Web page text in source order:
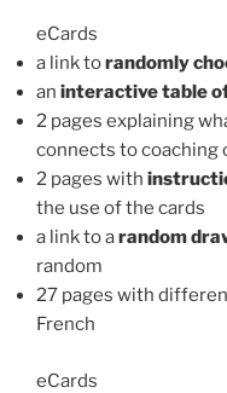
eCards
a link torandomly
an interactive table
2 pages explaining
connects to coaching
2 pages with
the use of the cards
a link to arandom
random
27 pages with
French
eCards